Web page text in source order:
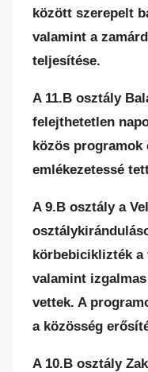
között szerepelt
valamint a
teljesítése.
A 11.B osztály
felejthetetlen
közös programok
emlékezetessé
A 9.B osztály a
körbebiciklizték a
valamint
vettek. A
a közösség
A 10.B osztály